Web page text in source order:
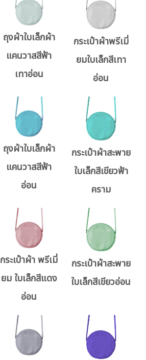
ถุงผ้าใบเล็กผ้า
แคนวาสสีฟ้า
เทาอ่อน
กระเป๋าผ้าพรีเมี่
ยมใบเล็กสีเทา
อ่อน
ถุงผ้าใบเล็กผ้า
แคนวาสสีฟ้า
อ่อน
กระเป๋าผ้าสะพาย
ใบเล็กสีเขียวฟ้า
คราม
กระเป๋าผ้า พรีเมี่
ยม ใบเล็กสีแดง
อ่อน
กระเป๋าผ้าสะพาย
ใบเล็กสีเขียวอ่อน